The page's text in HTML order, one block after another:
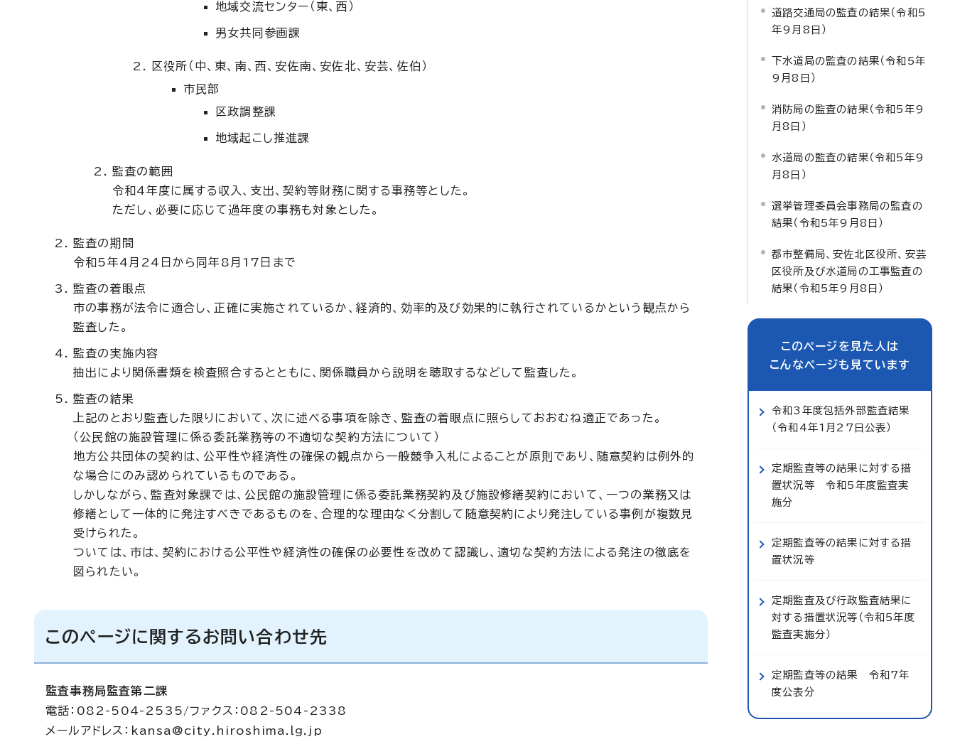
地域交流センター（東、西）
男女共同参画課
区役所（中、東、南、西、安佐南、安佐北、安芸、佐伯）
市民部
区政調整課
地域起こし推進課
監査の範囲
令和4年度に属する収入、支出、契約等財務に関する事務等とした。
ただし、必要に応じて過年度の事務も対象とした。
監査の期間
令和5年4月24日から同年8月17日まで
監査の着眼点
市の事務が法令に適合し、正確に実施されているか、経済的、効率的及び効果的に執行されているかという観点から
監査した。
監査の実施内容
抽出により関係書類を検査照合するとともに、関係職員から説明を聴取するなどして監査した。
監査の結果
上記のとおり監査した限りにおいて、次に述べる事項を除き、監査の着眼点に照らしておおむね適正であった。
（公民館の施設管理に係る委託業務等の不適切な契約方法について）
地方公共団体の契約は、公平性や経済性の確保の観点から一般競争入札によることが原則であり、随意契約は例外的
な場合にのみ認められているものである。
しかしながら、監査対象課では、公民館の施設管理に係る委託業務契約及び施設修繕契約において、一つの業務又は
修繕として一体的に発注すべきであるものを、合理的な理由なく分割して随意契約により発注している事例が複数見
受けられた。
ついては、市は、契約における公平性や経済性の確保の必要性を改めて認識し、適切な契約方法による発注の徹底を
図られたい。
このページに関するお問い合わせ先
監査事務局監査第二課
電話：082-504-2535/ファクス：082-504-2338
メールアドレス： kansa@city.hiroshima.lg.jp
道路交通局の監査の結果（令和5
年9月8日）
下水道局の監査の結果（令和5年
9月8日）
消防局の監査の結果（令和5年9
月8日）
水道局の監査の結果（令和5年9
月8日）
選挙管理委員会事務局の監査の
結果（令和5年9月8日）
都市整備局、安佐北区役所、安芸
区役所及び水道局の工事監査の
結果（令和5年9月8日）
このページを見た人は
こんなページも見ています
令和3年度包括外部監査結果
（令和4年1月27日公表）
定期監査等の結果に対する措
置状況等 令和5年度監査実
施分
定期監査等の結果に対する措
置状況等
定期監査及び行政監査結果に
対する措置状況等（令和5年度
監査実施分）
定期監査等の結果 令和7年
度公表分